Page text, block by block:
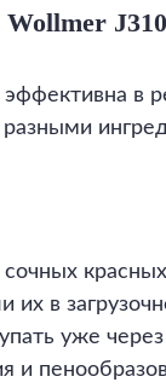
в
в
уже
и